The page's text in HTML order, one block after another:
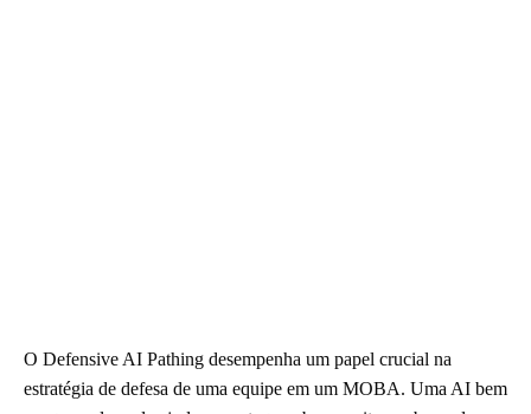
O Defensive AI Pathing desempenha um papel crucial na
estratégia de defesa de uma equipe em um MOBA. Uma AI bem